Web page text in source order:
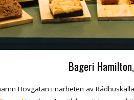
Bageri
Hovgatan i närheten av